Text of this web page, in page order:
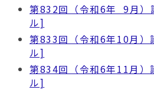
第832回（令和6年 9月）
ル]
第833回（令和6年10月）
ル]
第834回（令和6年11月）
ル]